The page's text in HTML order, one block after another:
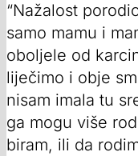
“Nažalost
samo mamu i
oboljele od
liječimo i obje
nisam imala tu
ga mogu više
biram, ili da